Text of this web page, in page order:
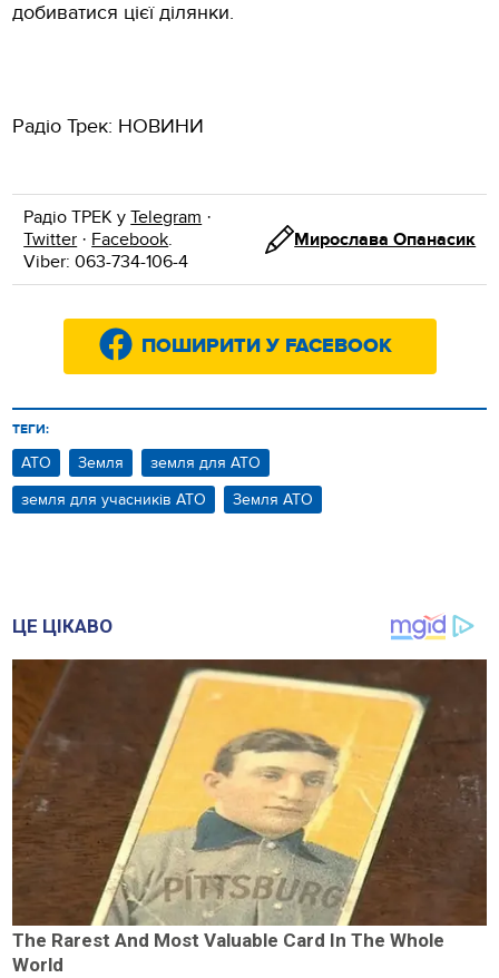
добиватися цієї ділянки.
Радіо Трек: НОВИНИ
Радіо ТРЕК уTelegram ·
Twitter · Facebook.
Viber: 063-734-106-4
Мирослава Опанасик
ПОШИРИТИ У FACEBOOK
ТЕГИ:
АТО Земля
земля для АТО
земля для учасників АТО
Земля АТО
ЦЕ ЦІКАВО
The Rarest And Most Valuable Card In The Whole
World